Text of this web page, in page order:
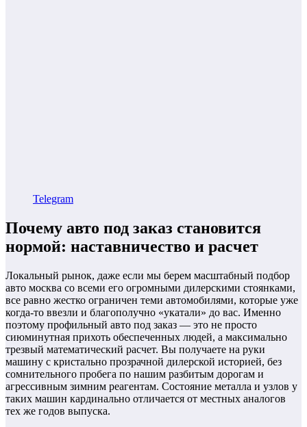
Telegram
Почему авто под заказ становится
нормой: наставничество и расчет
Локальный рынок, даже если мы берем масштабный подбор
авто москва со всеми его огромными дилерскими стоянками,
все равно жестко ограничен теми автомобилями, которые уже
когда-то ввезли и благополучно «укатали» до вас. Именно
поэтому профильный авто под заказ — это не просто
сиюминутная прихоть обеспеченных людей, а максимально
трезвый математический расчет. Вы получаете на руки
машину с кристально прозрачной дилерской историей, без
сомнительного пробега по нашим разбитым дорогам и
агрессивным зимним реагентам. Состояние металла и узлов у
таких машин кардинально отличается от местных аналогов
тех же годов выпуска.